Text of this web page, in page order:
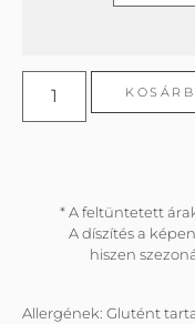
* A feltüntetett
A díszítés a
hiszen
Allergének: Glutént